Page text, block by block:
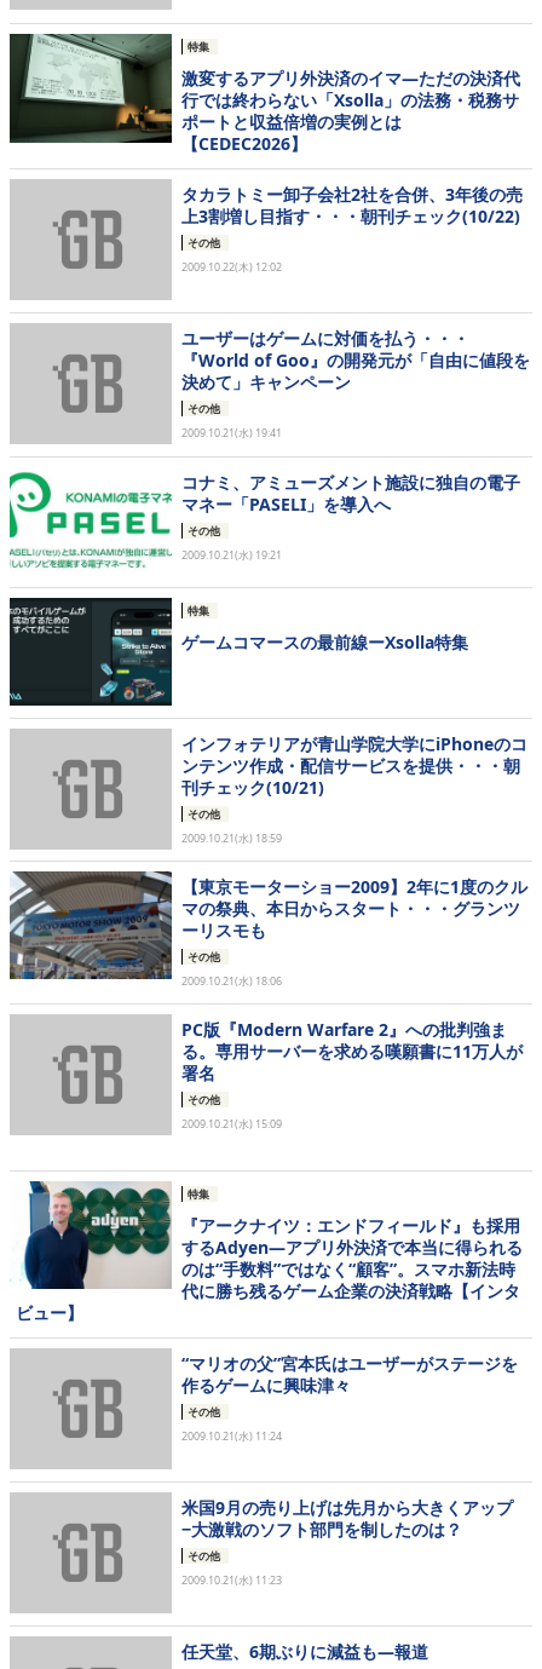
特集
激変するアプリ外決済のイマ―ただの決済代
行では終わらない「Xsolla」の法務・税務サ
ポートと収益倍増の実例とは
【CEDEC2026】
タカラトミー卸子会社2社を合併、3年後の売
上3割増し目指す・・・朝刊チェック(10/22)
その他
2009.10.22(木) 12:02
ユーザーはゲームに対価を払う・・・
『World of Goo』の開発元が「自由に値段を
決めて」キャンペーン
その他
2009.10.21(水) 19:41
コナミ、アミューズメント施設に独自の電子
マネー「PASELI」を導入へ
その他
2009.10.21(水) 19:21
特集
ゲームコマースの最前線ーXsolla特集
インフォテリアが青山学院大学にiPhoneのコ
ンテンツ作成・配信サービスを提供・・・朝
刊チェック(10/21)
その他
2009.10.21(水) 18:59
【東京モーターショー2009】2年に1度のクル
マの祭典、本日からスタート・・・グランツ
ーリスモも
その他
2009.10.21(水) 18:06
PC版『Modern Warfare 2』への批判強ま
る。専用サーバーを求める嘆願書に11万人が
署名
その他
2009.10.21(水) 15:09
特集
『アークナイツ：エンドフィールド』も採用
するAdyen―アプリ外決済で本当に得られる
のは“手数料”ではなく“顧客”。スマホ新法時
代に勝ち残るゲーム企業の決済戦略【インタ
ビュー】
“マリオの父”宮本氏はユーザーがステージを
作るゲームに興味津々
その他
2009.10.21(水) 11:24
米国9月の売り上げは先月から大きくアップ
−大激戦のソフト部門を制したのは？
その他
2009.10.21(水) 11:23
任天堂、6期ぶりに減益も―報道